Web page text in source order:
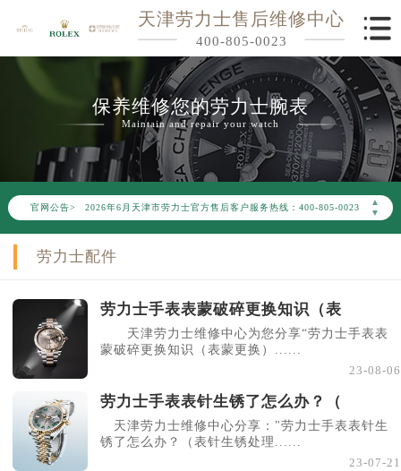
天津劳力士售后维修中心
400-805-0023
保养维修您的劳力士腕表
Maintain and repair your watch
官网公告>
▲
▼
2026年6月劳力士天津市售后服务网络优化升级公告
2026年6月天津市劳力士官方售后客户服务热线：400-805-0023
2026年6月劳力士售后服务中心最新网点地址：
节假日正常营业！
劳力士配件
劳力士手表表蒙破碎更换知识（表
天津劳力士维修中心为您分享“劳力士手表表
蒙破碎更换知识（表蒙更换）......
23-08-06
劳力士手表表针生锈了怎么办？（
天津劳力士维修中心分享："劳力士手表表针生
锈了怎么办？（表针生锈处理......
23-07-21